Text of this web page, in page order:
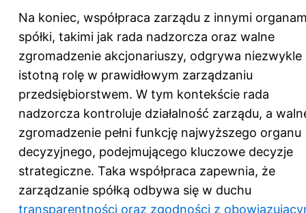
Na koniec, współpraca zarządu z innymi
spółki, takimi jak rada nadzorcza oraz walne
zgromadzenie akcjonariuszy, odgrywa niezwykle
istotną rolę w prawidłowym zarządzaniu
przedsiębiorstwem. W tym kontekście rada
nadzorcza kontroluje działalność zarządu, a
zgromadzenie pełni funkcję najwyższego organu
decyzyjnego, podejmującego kluczowe decyzje
strategiczne. Taka współpraca zapewnia, że
zarządzanie spółką odbywa się w duchu
transparentności oraz zgodności z